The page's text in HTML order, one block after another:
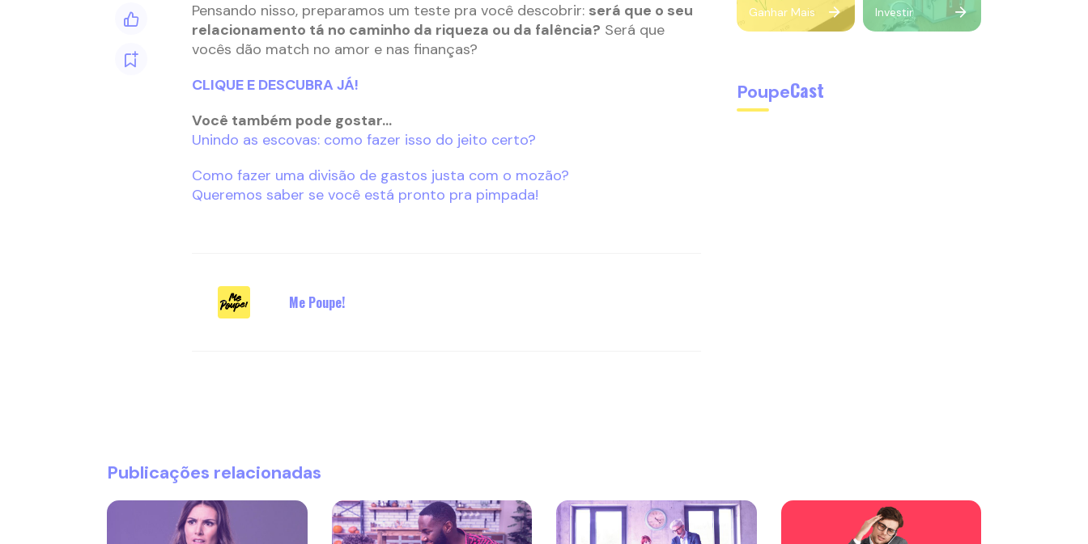
Pensando nisso, preparamos um teste pra você descobrir: será que o seu
relacionamento tá no caminho da riqueza ou da falência? Será que
vocês dão match no amor e nas finanças?
CLIQUE E DESCUBRA JÁ!
Você também pode gostar…
Unindo as escovas: como fazer isso do jeito certo?
Como fazer uma divisão de gastos justa com o mozão?
Queremos saber se você está pronto pra pimpada!
Me Poupe!
Ganhar Mais Investir
PoupeCast
Publicações relacionadas